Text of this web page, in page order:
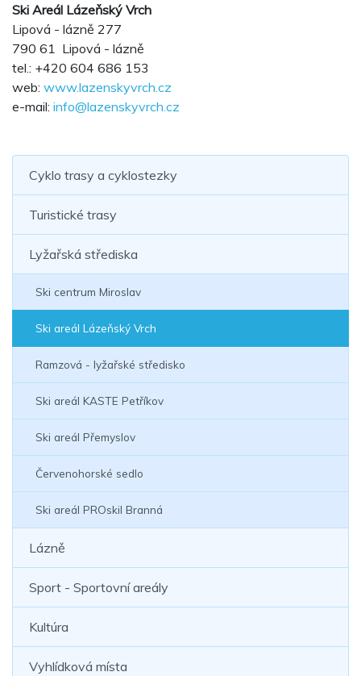
Ski Areál Lázeňský Vrch
Lipová - lázně 277
790 61 Lipová - lázně
tel.: +420 604 686 153
web: www.lazenskyvrch.cz
e-mail: info@lazenskyvrch.cz
Cyklo trasy a cyklostezky
Turistické trasy
Lyžařská střediska
Ski centrum Miroslav
Ski areál Lázeňský Vrch
Ramzová - lyžařské středisko
Ski areál KASTE Petříkov
Ski areál Přemyslov
Červenohorské sedlo
Ski areál PROskil Branná
Lázně
Sport - Sportovní areály
Kultúra
Vyhlídková místa